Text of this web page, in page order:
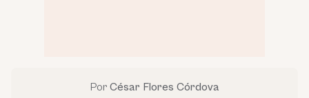
Por César Flores Córdova